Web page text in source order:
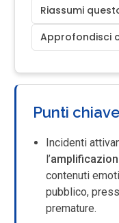
Riassumi
Approfondisci
Punti chiave
Incidenti
l’
contenuti
pubblico,
premature.